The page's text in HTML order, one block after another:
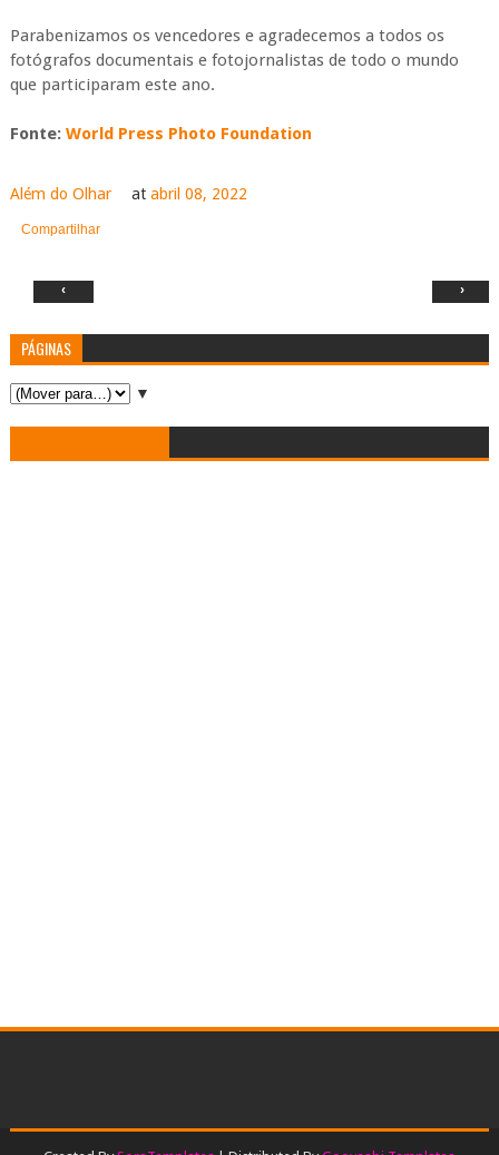
Parabenizamos os vencedores e agradecemos a todos os
fotógrafos documentais e fotojornalistas de todo o mundo
que participaram este ano.
Fonte: World Press Photo Foundation
Além do Olhar atabril 08, 2022
Compartilhar
‹ ›
PÁGINAS
▼